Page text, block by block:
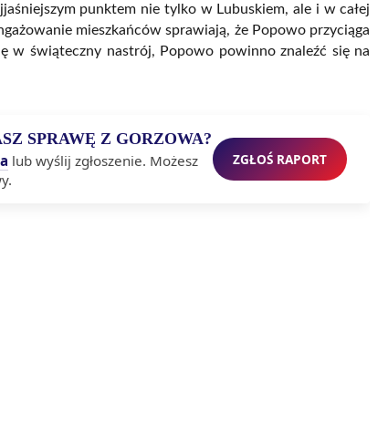
punktem nie tylko w Lubuskiem, ale i w całej
mieszkańców sprawiają, że Popowo przyciąga
w świąteczny nastrój, Popowo powinno znaleźć się na
SPRAWĘ Z GORZOWA?
lub wyślij zgłoszenie. Możesz
ZGŁOŚ RAPORT